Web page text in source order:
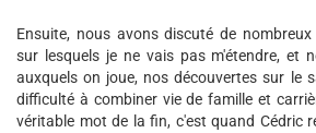
Ensuite, nous avons discuté de
sur lesquels je ne vais pas m'étendre, et
auxquels on joue, nos découvertes sur le
difficulté à combiner vie de famille et
véritable mot de la fin, c'est quand Cédric